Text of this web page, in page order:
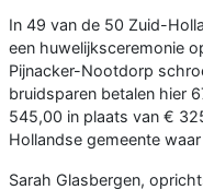
In 49 van de 50 Zuid-
een huwelijksceremonie
Pijnacker-Nootdorp
bruidsparen betalen hier
545,00 in plaats van €
Hollandse gemeente
Sarah Glasbergen,